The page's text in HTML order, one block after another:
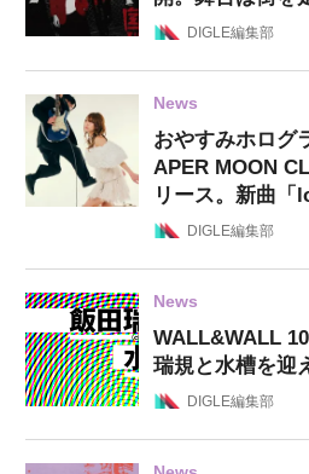
DIGLE編集部
News
おやすみホログ
APER MOON
リース。新曲「
DIGLE編集部
News
WALL&WALL
瑞規と水槽を迎
DIGLE編集部